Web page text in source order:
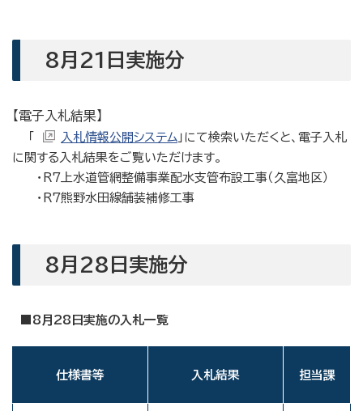
8月21日実施分
【電子入札結果】
「 入札情報公開システム 」にて検索いただくと、電子入札
に関する入札結果をご覧いただけます。
・R7上水道管網整備事業配水支管布設工事（久富地区）
・R7熊野水田線舗装補修工事
8月28日実施分
■8月28日実施の入札一覧
仕様書等 入札結果 担当課